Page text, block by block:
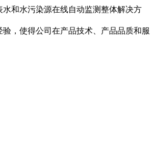
和水污染源在线自动监测整体解决方
，使得公司在产品技术、产品品质和服